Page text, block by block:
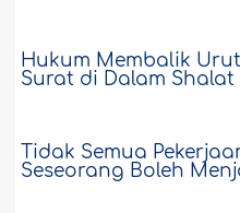
Hukum Membalik
Surat di Dalam Shalat
Tidak Semua
Seseorang Boleh